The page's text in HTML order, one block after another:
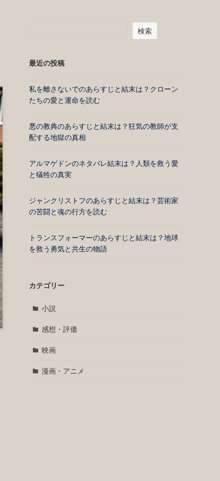
検索
最近の投稿
私を離さないでのあらすじと結末は？クローン
たちの愛と運命を読む
悪の教典のあらすじと結末は？狂気の教師が支
配する地獄の真相
アルマゲドンのネタバレ結末は？人類を救う愛
と犠牲の真実
ジャンクリストフのあらすじと結末は？芸術家
の苦闘と魂の行方を読む
トランスフォーマーのあらすじと結末は？地球
を救う勇気と共生の物語
カテゴリー
小説
感想・評価
映画
漫画・アニメ